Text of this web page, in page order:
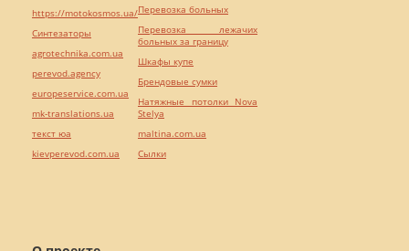
https://motokosmos.ua/
Синтезаторы
agrotechnika.com.ua
perevod.agency
europeservice.com.ua
mk-translations.ua
текст юа
kievperevod.com.ua
Перевозка больных
Перевозка лежачих
больных за границу
Шкафы купе
Брендовые сумки
Натяжные потолки Nova
Stelya
maltina.com.ua
Cылки